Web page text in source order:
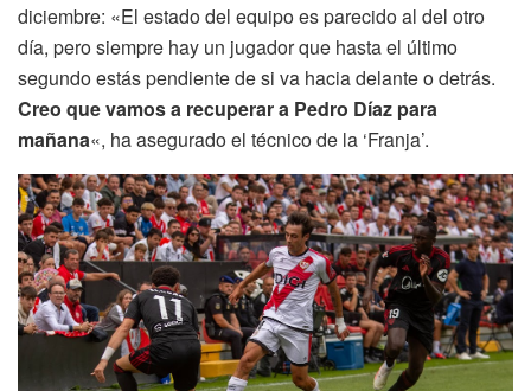
diciembre: «El estado del equipo es parecido al del otro
día, pero siempre hay un jugador que hasta el último
segundo estás pendiente de si va hacia delante o detrás.
Creo que vamos a recuperar a Pedro Díaz para
mañana«, ha asegurado el técnico de la ‘Franja’.